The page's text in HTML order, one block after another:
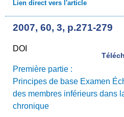
Lien direct vers l'article
2007, 60, 3, p.271-279
DOI
Première partie :
Principes de base Examen
des membres inférieurs dans
chronique